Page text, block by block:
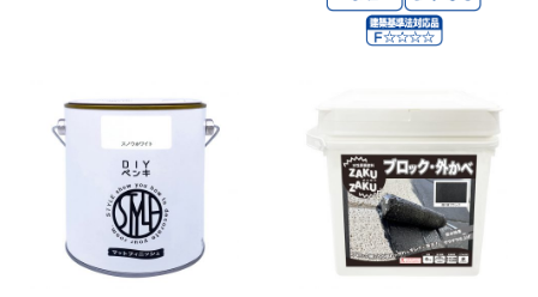
お問い合わせ
SDGsについて
SDGsへの取り組み
活動内容
ホビー・工作
木部
コンクリート壁・リシン壁・サイディング壁・ブロック塀
門扉・手すり・ドア・雨戸
木部
アルミ
床・ベランダ・屋上
かわら屋根
コンクリート床・ アスファルト
外壁・塀
ガーデン木部
STYLE
ペンキュア
ローズガーデン カラーズ